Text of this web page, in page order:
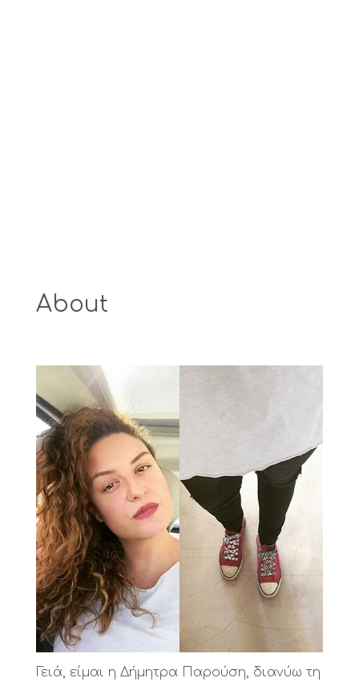
About
Γειά, είμαι η Δήμητρα Παρούση, διανύω τη